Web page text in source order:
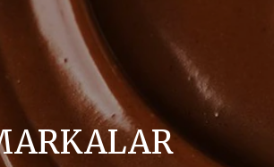
FIRSATLARI